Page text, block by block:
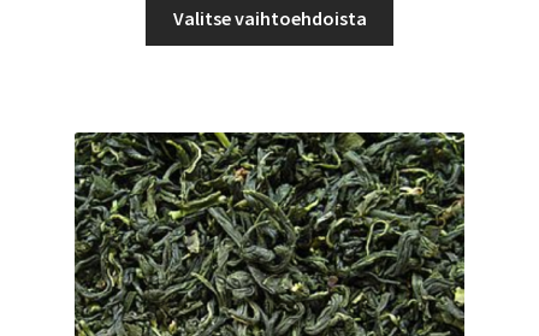
-
15,60 €
Valitse vaihtoehdoista
Voit
tehdä
valinnat
tuotteen
sivulla.